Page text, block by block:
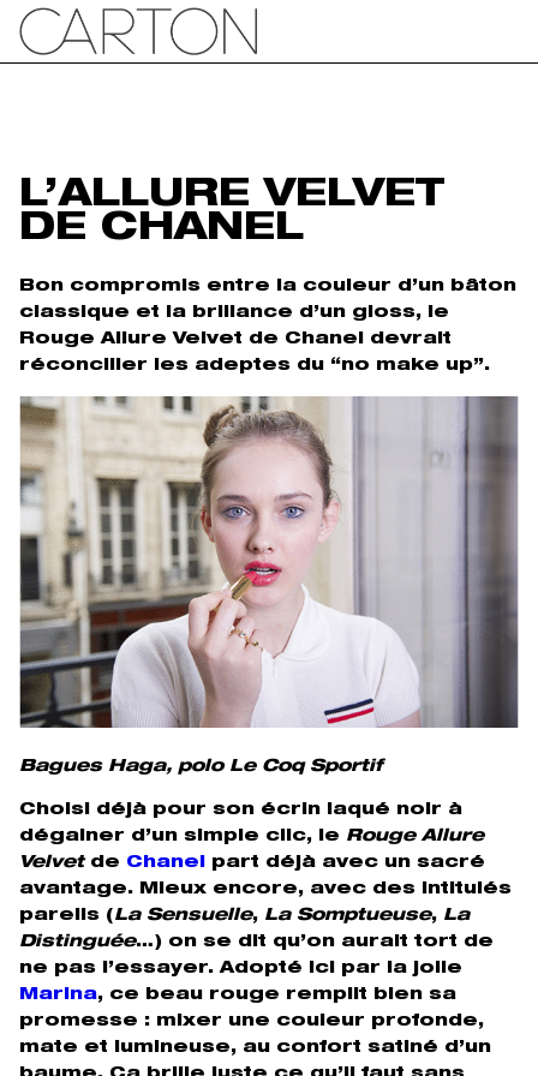
L’ALLURE VELVET
DE CHANEL
Bon compromis entre la couleur d’un bâton
classique et la brillance d’un gloss, le
Rouge Allure Velvet de Chanel devrait
réconcilier les adeptes du “no make up”.
Bagues Haga, polo Le Coq Sportif
Choisi déjà pour son écrin laqué noir à
dégainer d’un simple clic, le Rouge Allure
Velvet de Chanel
part déjà avec un sacré
avantage. Mieux encore, avec des intitulés
pareils (La Sensuelle, La Somptueuse, La
Distinguée…) on se dit qu’on aurait tort de
ne pas l’essayer. Adopté ici par la jolie
Marina, ce beau rouge remplit bien sa
promesse : mixer une couleur profonde,
mate et lumineuse, au confort satiné d’un